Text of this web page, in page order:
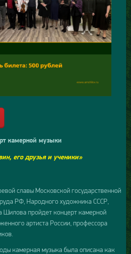
камерной музыки
его друзья и ученики»
славы Московской государственной
РФ, Народного художника СССР,
Шилова пройдет концерт камерной
артиста России, профессора
камерная музыка была описана как